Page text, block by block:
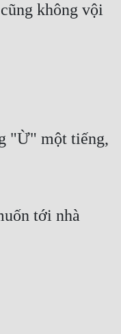
không vội
"Ừ" một tiếng,
tới nhà